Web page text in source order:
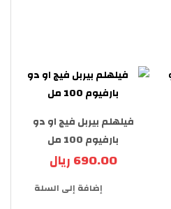
فيلهلم بيربل فيج او دو
بارفيوم 100 مل
690.00 ريال
إضافة إلى السلة